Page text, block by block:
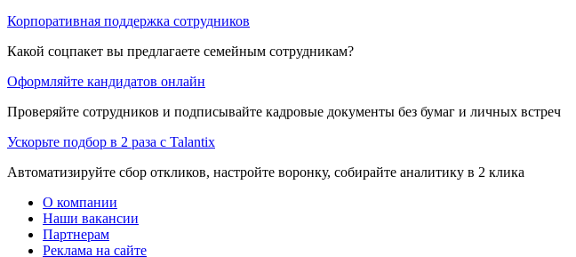
Корпоративная поддержка сотрудников
Какой соцпакет вы предлагаете семейным сотрудникам?
Оформляйте кандидатов онлайн
Проверяйте сотрудников и подписывайте кадровые документы без бумаг и личных встреч
Ускорьте подбор в 2 раза с Talantix
Автоматизируйте сбор откликов, настройте воронку, собирайте аналитику в 2 клика
О компании
Наши вакансии
Партнерам
Реклама на сайте